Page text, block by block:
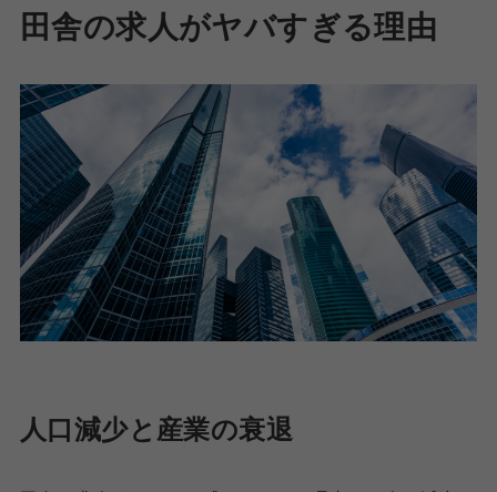
田舎の求人がヤバすぎる理由
人口減少と産業の衰退